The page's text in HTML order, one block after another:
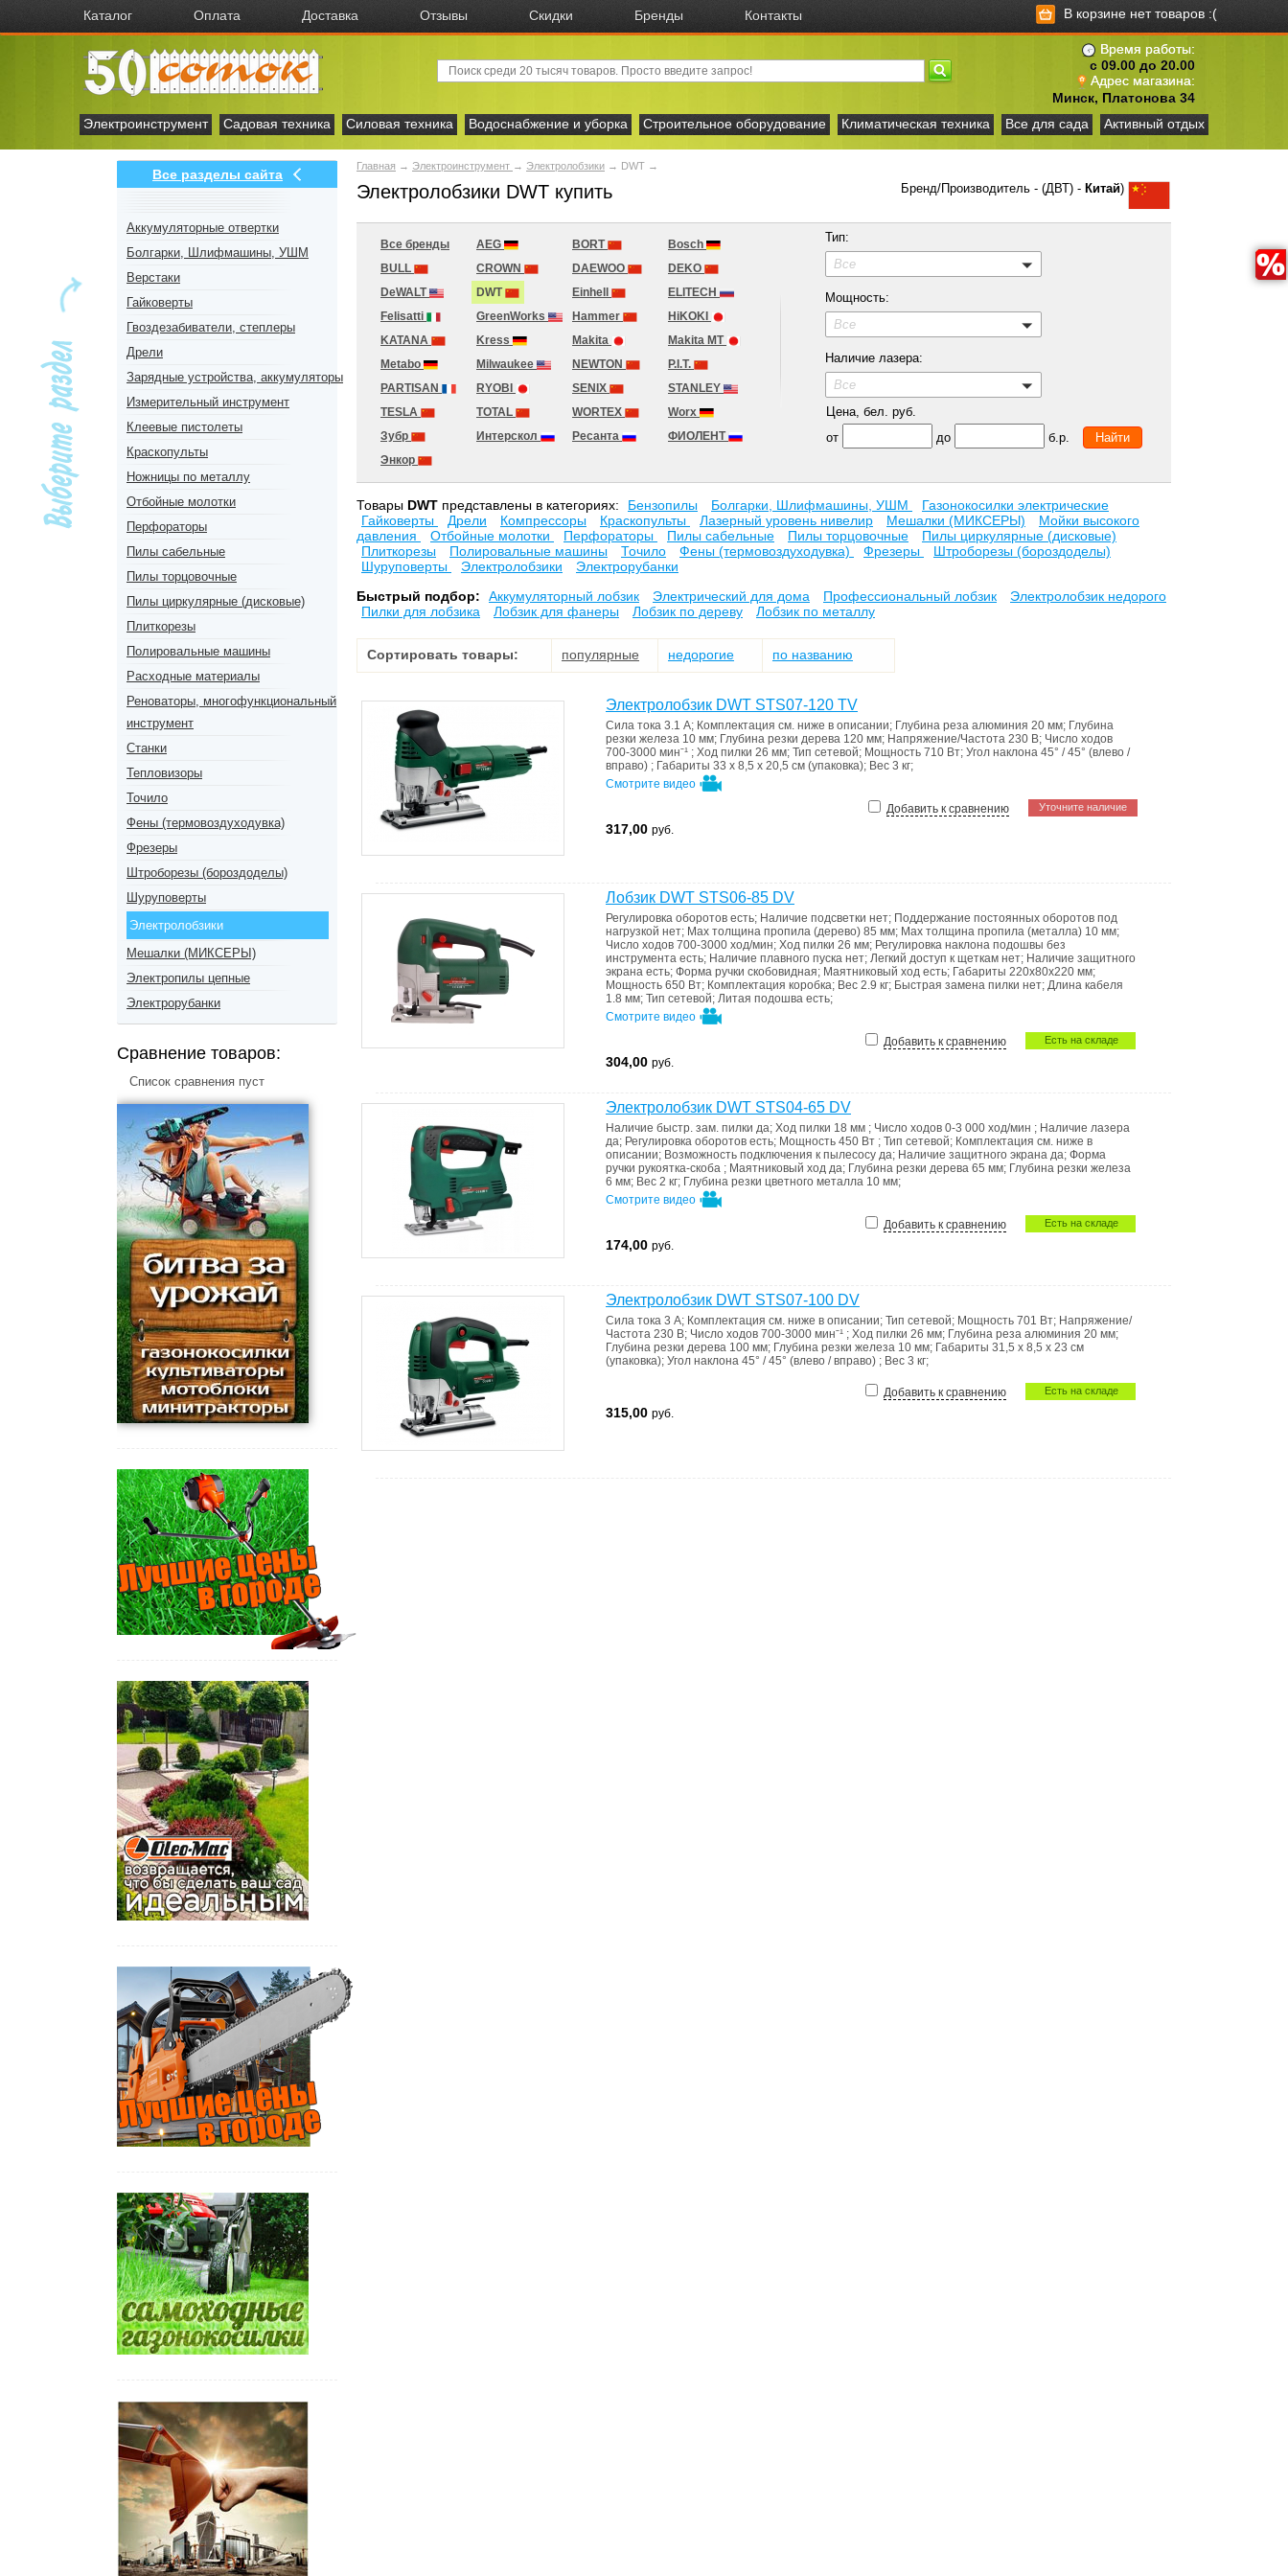
Каталог Оплата Доставка Отзывы Скидки Бренды Контакты В корзине нет товаров :(
Время работы:
с 09.00 до 20.00
Адрес магазина:
Минск, Платонова 34
Электроинструмент
Садовая техника Силовая техника Водоснабжение и уборка Строительное оборудование Климатическая техника Все для сада Активный отдых
Все разделы сайта
Аккумуляторные отвертки
Болгарки, Шлифмашины, УШМ
Верстаки
Гайковерты
Гвоздезабиватели, степлеры
Дрели
Зарядные устройства, аккумуляторы
Измерительный инструмент
Клеевые пистолеты
Краскопульты
Ножницы по металлу
Отбойные молотки
Перфораторы
Пилы сабельные
Пилы торцовочные
Пилы циркулярные (дисковые)
Плиткорезы
Полировальные машины
Расходные материалы
Реноваторы, многофункциональный
инструмент
Станки
Тепловизоры
Точило
Фены (термовоздуходувка)
Фрезеры
Штроборезы (бороздоделы)
Шуруповерты
Электролобзики
Мешалки (МИКСЕРЫ)
Электропилы цепные
Электрорубанки
Сравнение товаров:
Список сравнения пуст
Главная → Электроинструмент → Электролобзики → DWT →
Электролобзики DWT купить Бренд/Производитель - (ДВТ) - Китай)
Все бренды AEG BORT
Bosch
BULL
CROWN DAEWOO
DEKO
DeWALT
DWT Einhell
ELITECH
Felisatti
GreenWorks Hammer
HiKOKI
KATANA
Kress Makita
Makita MT
Metabo
Milwaukee NEWTON
P.I.T.
PARTISAN
RYOBI SENIX
STANLEY
TESLA
TOTAL WORTEX
Worx
Зубр
Интерскол Ресанта
ФИОЛЕНТ
Энкор
Тип:
Все
Мощность:
Все
Наличие лазера:
Все
Цена, бел. руб.
от
до б.р.
Товары DWT представлены в категориях: Бензопилы Болгарки, Шлифмашины, УШМ
Газонокосилки электрические
Гайковерты
Дрели Компрессоры Краскопульты Лазерный уровень нивелир Мешалки (МИКСЕРЫ)
Мойки высокого
давления
Отбойные молотки Перфораторы Пилы сабельные Пилы торцовочные
Пилы циркулярные (дисковые)
Плиткорезы
Полировальные машины Точило Фены (термовоздуходувка) Фрезеры
Штроборезы (бороздоделы)
Шуруповерты
Электролобзики
Электрорубанки
Быстрый подбор:
Аккумуляторный лобзик Электрический для дома Профессиональный лобзик
Электролобзик недорого
Пилки для лобзика
Лобзик для фанеры Лобзик по дереву Лобзик по металлу
Сортировать товары: популярные недорогие по названию
Электролобзик DWT STS07-120 TV
Сила тока 3.1 A; Комплектация см. ниже в описании; Глубина реза алюминия 20 мм; Глубина
резки железа 10 мм; Глубина резки дерева 120 мм; Напряжение/Частота 230 В; Число ходов
700-3000 минˉ¹ ; Ход пилки 26 мм; Тип сетевой; Мощность 710 Вт; Угол наклона 45° / 45° (влево /
вправо) ; Габариты 33 x 8,5 x 20,5 cм (упаковка); Вес 3 кг;
Смотрите видео
Уточните наличие
Добавить к сравнению
317,00 руб.
Лобзик DWT STS06-85 DV
Регулировка оборотов есть; Наличие подсветки нет; Поддержание постоянных оборотов под
нагрузкой нет; Мах толщина пропила (дерево) 85 мм; Мах толщина пропила (металла) 10 мм;
Число ходов 700-3000 ход/мин; Ход пилки 26 мм; Регулировка наклона подошвы без
инструмента есть; Наличие плавного пуска нет; Легкий доступ к щеткам нет; Наличие защитного
экрана есть; Форма ручки скобовидная; Маятниковый ход есть; Габариты 220х80х220 мм;
Мощность 650 Вт; Комплектация коробка; Вес 2.9 кг; Быстрая замена пилки нет; Длина кабеля
1.8 мм; Тип сетевой; Литая подошва есть;
Смотрите видео
Есть на складе
Добавить к сравнению
304,00 руб.
Электролобзик DWT STS04-65 DV
Наличие быстр. зам. пилки да; Ход пилки 18 мм ; Число ходов 0-3 000 ход/мин ; Наличие лазера
да; Регулировка оборотов есть; Мощность 450 Вт ; Тип сетевой; Комплектация см. ниже в
описании; Возможность подключения к пылесосу да; Наличие защитного экрана да; Форма
ручки рукоятка-скоба ; Маятниковый ход да; Глубина резки дерева 65 мм; Глубина резки железа
6 мм; Вес 2 кг; Глубина резки цветного металла 10 мм;
Смотрите видео
Есть на складе
Добавить к сравнению
174,00 руб.
Электролобзик DWT STS07-100 DV
Сила тока 3 A; Комплектация см. ниже в описании; Тип сетевой; Мощность 701 Вт; Напряжение/
Частота 230 В; Число ходов 700-3000 минˉ¹ ; Ход пилки 26 мм; Глубина реза алюминия 20 мм;
Глубина резки дерева 100 мм; Глубина резки железа 10 мм; Габариты 31,5 x 8,5 x 23 cм
(упаковка); Угол наклона 45° / 45° (влево / вправо) ; Вес 3 кг;
Есть на складе
Добавить к сравнению
315,00 руб.